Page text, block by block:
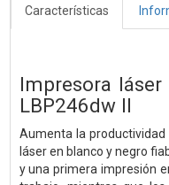
Características
Impresora
LBP246dw II
Aumenta la productividad
láser en blanco y negro
y una primera impresión